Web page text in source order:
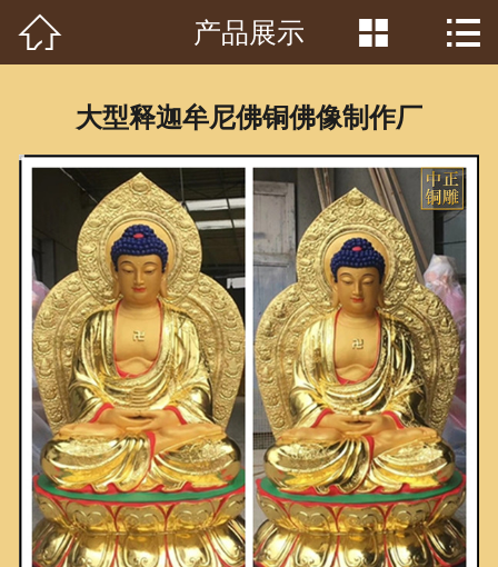
首页
产品中心
客户见证
常识问答
新闻资讯
荣誉资质
泥塑鉴赏
联系我们
 产品展示  
大型释迦牟尼佛铜佛像制作厂